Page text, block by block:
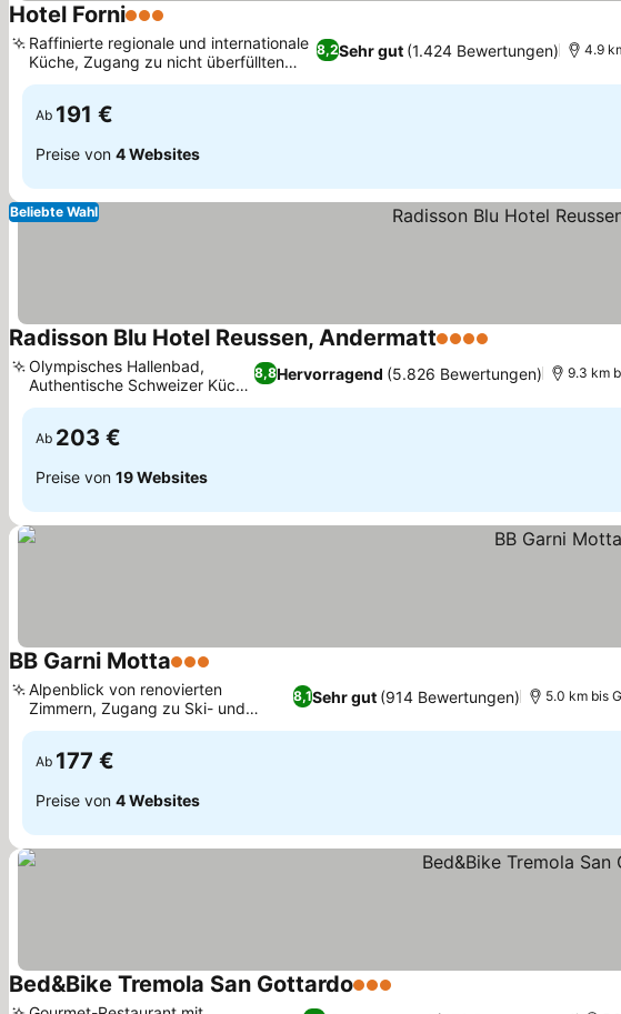
Hotel Forni3 Sterne
8,2Sehr gut (1.424 Bewertungen)
Raffinierte regionale und internationale
Küche, Zugang zu nicht überfüllten
Skipisten
4.9
Ab 191 €
Preise von 4 Websites
Beliebte Wahl
Radisson Blu Hotel Reussen, Andermatt4 Sterne
8,8Hervorragend (5.826 Bewertungen)
Olympisches Hallenbad,
Authentische Schweizer Küche
im Spun
9.3 km
Ab 203 €
Preise von 19 Websites
BB Garni Motta3 Sterne
8,1Sehr gut (914 Bewertungen)
Alpenblick von renovierten
Zimmern, Zugang zu Ski- und
Langlaufloipen
5.0 km bis
Ab 177 €
Preise von 4 Websites
Bed&Bike Tremola San Gottardo3 Sterne